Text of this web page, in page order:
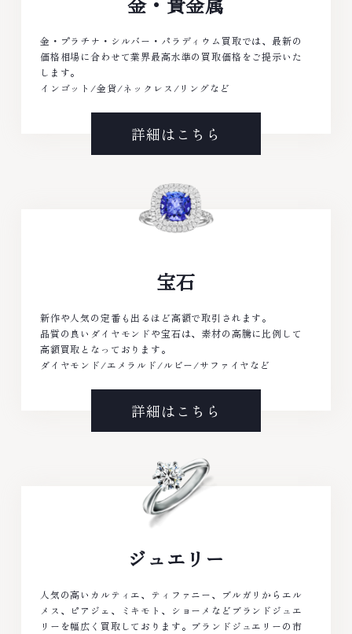
金・プラチナ・シルバー・パラディウム買取では、最新の
価格相場に合わせて業界最高水準の買取価格をご提示いた
します。
インゴット/金貨/ネックレス/リングなど
詳細はこちら
宝石
新作や人気の定番も出るほど高額で取引されます。
品質の良いダイヤモンドや宝石は、素材の高騰に比例して
高額買取となっております。
ダイヤモンド/エメラルド/ルビー/サファイヤなど
詳細はこちら
ジュエリー
人気の高いカルティエ、ティファニー、ブルガリからエル
メス、ピアジェ、ミキモト、ショーメなどブランドジュエ
リーを幅広く買取しております。ブランドジュエリーの市